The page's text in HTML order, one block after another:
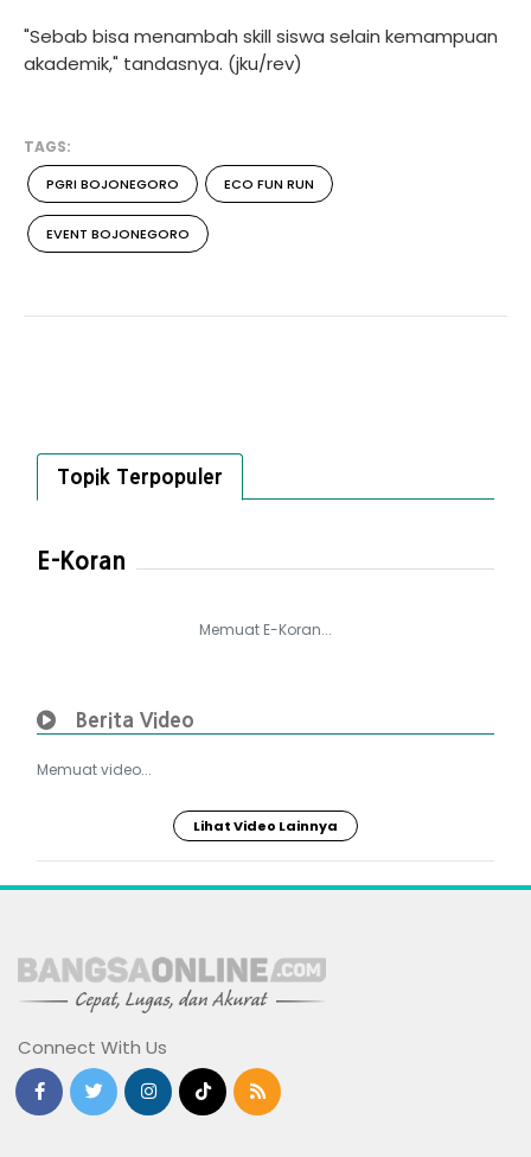
"Sebab bisa menambah skill siswa selain kemampuan
akademik," tandasnya. (jku/rev)
TAGS:
PGRI BOJONEGORO ECO FUN RUN
EVENT BOJONEGORO
Topik Terpopuler
E-Koran
Memuat E-Koran...
Berita Video
Memuat video...
Lihat Video Lainnya
Connect With Us